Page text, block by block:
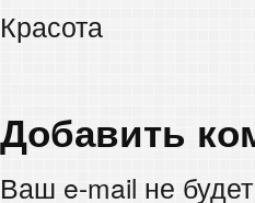
Красота
Добавить
Ваш e-mail не